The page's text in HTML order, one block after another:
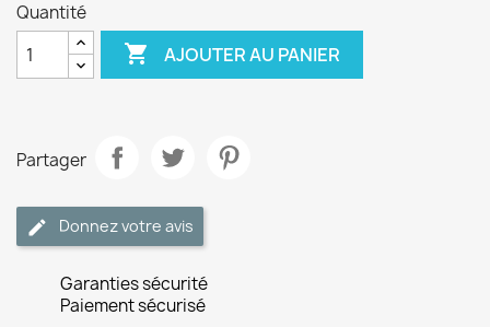
Quantité
 AJOUTER AU PANIER
Partager
Donnez votre avis
Garanties sécurité
Paiement sécurisé